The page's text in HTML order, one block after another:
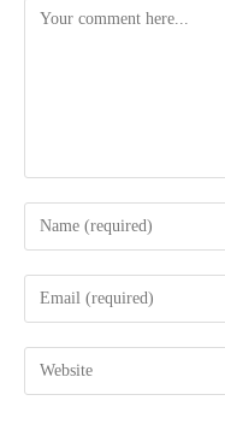
Comment
Enter
your
name
comment
Enter
your
email
address
Enter
your